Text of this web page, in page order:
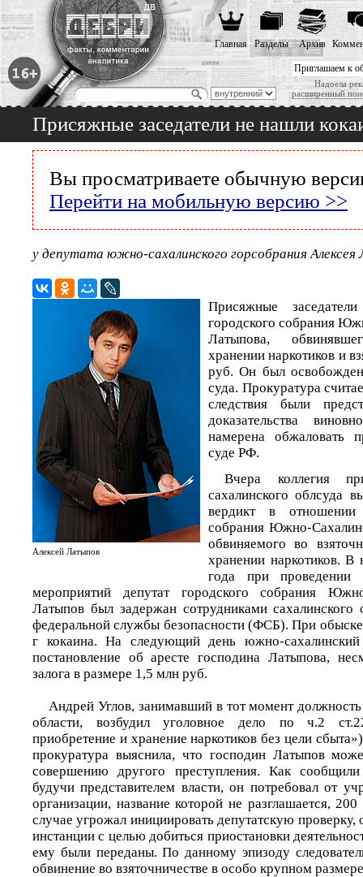
Приглашаем к
Надоела
расширенный
Главная Разделы Архив
Присяжные заседатели не нашли
Вы просматриваете обычную
Перейти на мобильную версию >>
у депутата южно-сахалинского горсобрания
Алексей Латыпов
Присяжные
городского собрания
Латыпова,
хранении наркотиков и
руб. Он был
суда. Прокуратура
следствия были
доказательства
намерена обжаловать
суде РФ.
Вчера коллегия
сахалинского облсуда
вердикт в отношении
собрания Южно-
обвиняемого во
хранении наркотиков.
года при проведении
мероприятий депутат городского собрания
Латыпов был задержан сотрудниками сахалинского
федеральной службы безопасности (ФСБ). При
г кокаина. На следующий день южно-
постановление об аресте господина Латыпова,
залога в размере 1,5 млн руб.
Андрей Углов, занимавший в тот момент
области, возбудил уголовное дело по ч.2
приобретение и хранение наркотиков без цели
прокуратура выяснила, что господин Латыпов
совершению другого преступления. Как
будучи представителем власти, он потребовал от
организации, название которой не разглашается,
случае угрожал инициировать депутатскую проверку,
инстанции с целью добиться приостановки
ему были переданы. По данному эпизоду
обвинение во взяточничестве в особо крупном